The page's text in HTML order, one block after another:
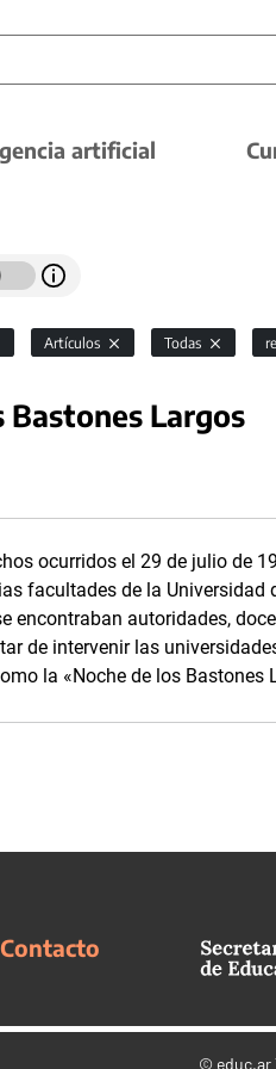
artificial
Artículos Todas
Bastones Largos
ocurridos el 29 de julio de
facultades de la Universidad
encontraban autoridades,
de intervenir las
la «Noche de los Bastones
Contacto
© educ.ar